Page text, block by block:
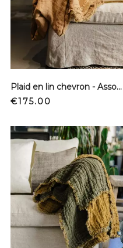
Plaid en lin chevron - Assouan
Price
€175.00